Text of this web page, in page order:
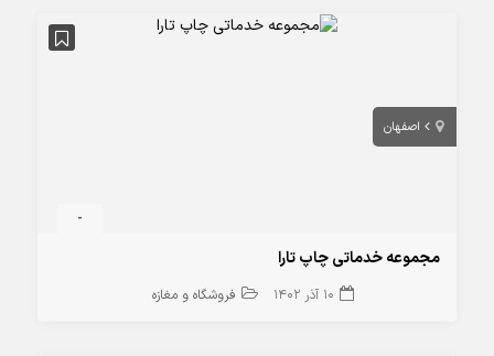
اصفهان
-
مجموعه خدماتی چاپ تارا
10 آذر 1402 فروشگاه و مغازه